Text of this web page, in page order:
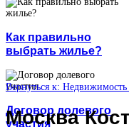
Как правильно
выбрать жилье?
Договор долевого
участия
Вернуться к:
Москва